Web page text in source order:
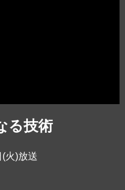
る技術
火)放送